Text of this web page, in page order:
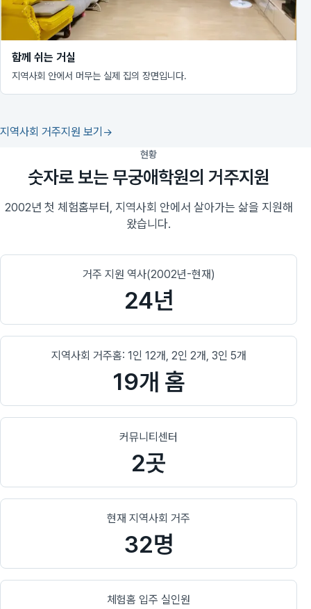
함께 쉬는 거실
지역사회 안에서 머무는 실제 집의 장면입니다.
지역사회 거주지원 보기
현황
숫자로 보는 무궁애학원의 거주지원
2002년 첫 체험홈부터, 지역사회 안에서 살아가는 삶을 지원해
왔습니다.
거주 지원 역사(2002년-현재)
24년
지역사회 거주홈: 1인 12개, 2인 2개, 3인 5개
19개 홈
커뮤니티센터
2곳
현재 지역사회 거주
32명
체험홈 입주 실인원